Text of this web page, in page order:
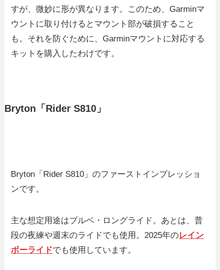
すが、微妙に形が異なります。このため、Garminマ
ウントに取り付けるとマウント部が破損すること
も。それを防ぐために、Garminマウントに対応する
キットを購入したわけです。
Bryton「Rider S810」
Bryton「Rider S810」のファーストインプレッショ
ンです。
主な想定用途はブルベ・ロングライド。あとは、普
段の夜練や週末のライドでも使用。2025年のレイン
ボーライドでも使用しています。